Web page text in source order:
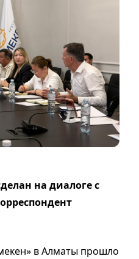
на диалоге с
в Алматы прошло